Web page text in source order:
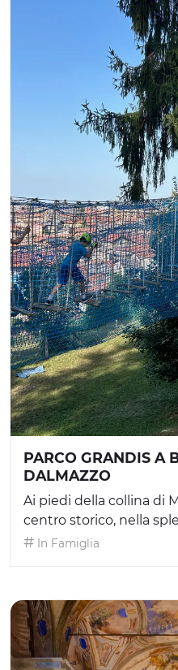
PARCO GRANDIS A
DALMAZZO
Ai piedi della collina di
centro storico, nella
In Famiglia